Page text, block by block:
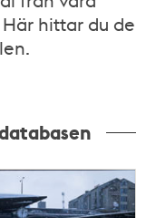
hittar du de